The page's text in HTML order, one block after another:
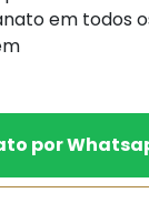
em todos
por